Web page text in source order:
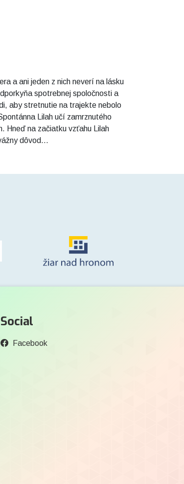
a ani jeden z nich neverí na lásku
spotrebnej spoločnosti a
aby stretnutie na trajekte nebolo
Lilah učí zamrznutého
Hneď na začiatku vzťahu Lilah
dôvod...
Social
Facebook